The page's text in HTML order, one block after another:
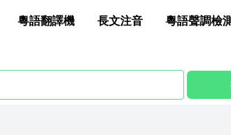
粵語翻譯機 長文注音 粵語聲調檢